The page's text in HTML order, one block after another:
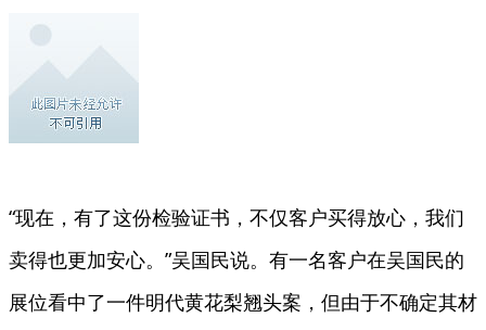
“现在，有了这份检验证书，不仅客户买得放心，我们
卖得也更加安心。”吴国民说。有一名客户在吴国民的
展位看中了一件明代黄花梨翘头案，但由于不确定其材